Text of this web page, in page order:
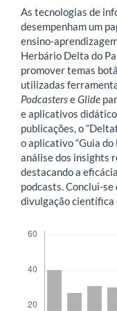
As tecnologias de
desempenham um
ensino-
Herbário Delta do
promover temas
utilizadas
PodcasterseGlide
e aplicativos
publicações, o
o aplicativo “Guia
análise dos insights
destacando a
podcasts. Conclui-
divulgação científica